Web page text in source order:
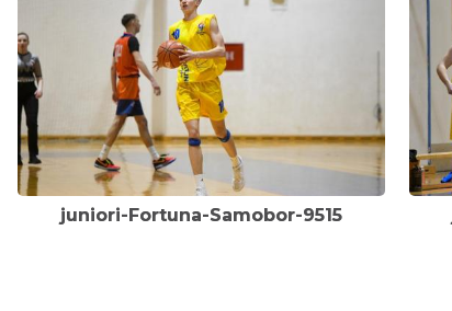
juniori-Fortuna-Samobor-9515